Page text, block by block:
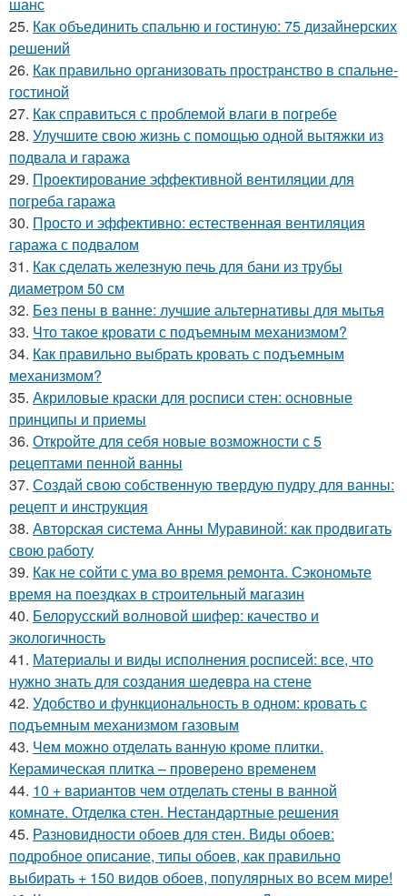
25. Как объединить спальню и гостиную: 75 дизайнерских
решений
26. Как правильно организовать пространство в спальне-
гостиной
27. Как справиться с проблемой влаги в погребе
28. Улучшите свою жизнь с помощью одной вытяжки из
подвала и гаража
29. Проектирование эффективной вентиляции для
погреба гаража
30. Просто и эффективно: естественная вентиляция
гаража с подвалом
31. Как сделать железную печь для бани из трубы
диаметром 50 см
32. Без пены в ванне: лучшие альтернативы для мытья
33. Что такое кровати с подъемным механизмом?
34. Как правильно выбрать кровать с подъемным
механизмом?
35. Акриловые краски для росписи стен: основные
принципы и приемы
36. Откройте для себя новые возможности с 5
рецептами пенной ванны
37. Создай свою собственную твердую пудру для ванны:
рецепт и инструкция
38. Авторская система Анны Муравиной: как продвигать
свою работу
39. Как не сойти с ума во время ремонта. Сэкономьте
время на поездках в строительный магазин
40. Белорусский волновой шифер: качество и
экологичность
41. Материалы и виды исполнения росписей: все, что
нужно знать для создания шедевра на стене
42. Удобство и функциональность в одном: кровать с
подъемным механизмом газовым
43. Чем можно отделать ванную кроме плитки.
Керамическая плитка – проверено временем
44. 10 + вариантов чем отделать стены в ванной
комнате. Отделка стен. Нестандартные решения
45. Разновидности обоев для стен. Виды обоев:
подробное описание, типы обоев, как правильно
выбирать + 150 видов обоев, популярных во всем мире!